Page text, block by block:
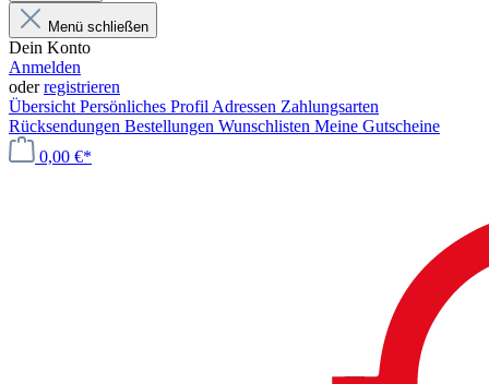
Menü schließen
Dein Konto
Anmelden
oderregistrieren
Übersicht Persönliches Profil Adressen Zahlungsarten
Rücksendungen Bestellungen Wunschlisten Meine Gutscheine
0,00 €*